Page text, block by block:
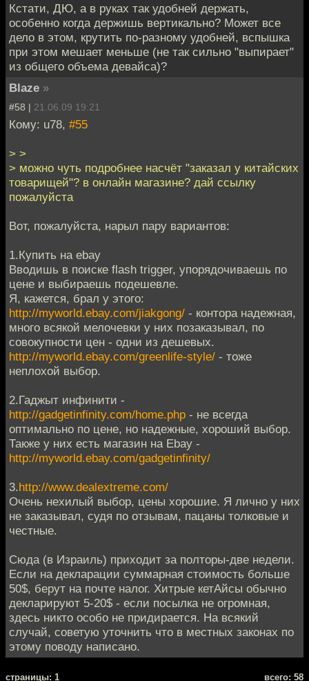
Кстати, ДЮ, а в руках так удобней держать,
особенно когда держишь вертикально? Может все
дело в этом, крутить по-разному удобней, вспышка
при этом мешает меньше (не так сильно "выпирает"
из общего объема девайса)?
Blaze »
#58 | 21.06.09 19:21
Кому: u78, #55
> >
> можно чуть подробнее насчёт "заказал у китайских
товарищей"? в онлайн магазине? дай ссылку
пожалуйста
Вот, пожалуйста, нарыл пару вариантов:
1.Купить на ebay
Вводишь в поиске flash trigger, упорядочиваешь по
цене и выбираешь подешевле.
Я, кажется, брал у этого:
http://myworld.ebay.com/jiakgong/ - контора надежная,
много всякой мелочевки у них позаказывал, по
совокупности цен - одни из дешевых.
http://myworld.ebay.com/greenlife-style/ - тоже
неплохой выбор.
2.Гаджыт инфинити -
http://gadgetinfinity.com/home.php - не всегда
оптимально по цене, но надежные, хороший выбор.
Также у них есть магазин на Ebay -
http://myworld.ebay.com/gadgetinfinity/
3.http://www.dealextreme.com/
Очень нехилый выбор, цены хорошие. Я лично у них
не заказывал, судя по отзывам, пацаны толковые и
честные.
Сюда (в Израиль) приходит за полторы-две недели.
Если на декларации суммарная стоимость больше
50$, берут на почте налог. Хитрые кетАйсы обычно
декларируют 5-20$ - если посылка не огромная,
здесь никто особо не придирается. На всякий
случай, советую уточнить что в местных законах по
этому поводу написано.
cтраницы: 1 всего: 58